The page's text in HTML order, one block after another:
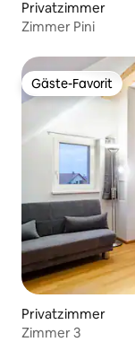
Privatzimmer
Zimmer Pini
Gäste-Favorit
Gäste-Favorit
Privatzimmer
Zimmer 3